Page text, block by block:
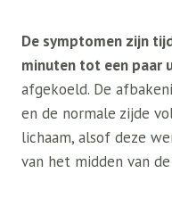
De symptomen zijn
minuten tot een paar
afgekoeld. De
en de normale zijde
lichaam, alsof deze
van het midden van